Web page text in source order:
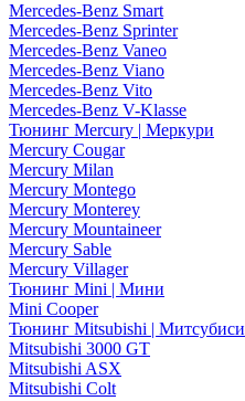
Mercedes-Benz Smart
Mercedes-Benz Sprinter
Mercedes-Benz Vaneo
Mercedes-Benz Viano
Mercedes-Benz Vito
Mercedes-Benz V-Klasse
Тюнинг Mercury | Меркури
Mercury Cougar
Mercury Milan
Mercury Montego
Mercury Monterey
Mercury Mountaineer
Mercury Sable
Mercury Villager
Тюнинг Mini | Мини
Mini Cooper
Тюнинг Mitsubishi | Митсубиси
Mitsubishi 3000 GT
Mitsubishi ASX
Mitsubishi Colt